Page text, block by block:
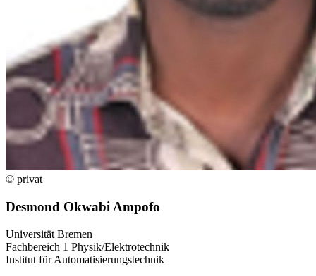
© privat
Desmond Okwabi Ampofo
Universität Bremen
Fachbereich 1 Physik/Elektrotechnik
Institut für Automatisierungstechnik